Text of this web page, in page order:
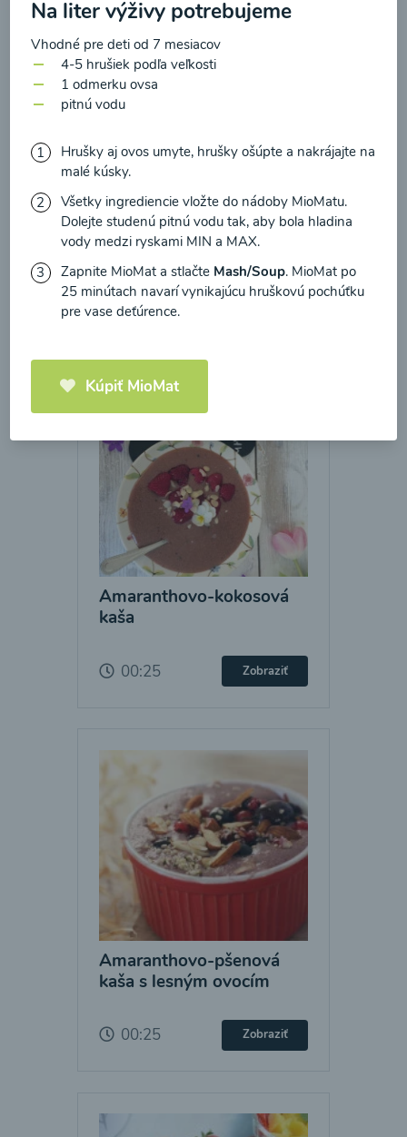
Brokolicové cappuccino
Načítať ďalšie
Kaše
Amaranthovo-kokosová
kaša
00:25 Zobraziť
Amaranthovo-pšenová
kaša s lesným ovocím
00:25 Zobraziť
Na liter výživy potrebujeme
Vhodné pre deti od 7 mesiacov
4-5 hrušiek podľa veľkosti
1 odmerku ovsa
pitnú vodu
Hrušky aj ovos umyte, hrušky ošúpte a nakrájajte na
malé kúsky.
Všetky ingrediencie vložte do nádoby MioMatu.
Dolejte studenú pitnú vodu tak, aby bola hladina
vody medzi ryskami MIN a MAX.
Zapnite MioMat a stlačte Mash/Soup. MioMat po
25 minútach navarí vynikajúcu hruškovú pochúťku
pre vase deťúrence.
Kúpiť MioMat
údajova súhlasím s nimi.